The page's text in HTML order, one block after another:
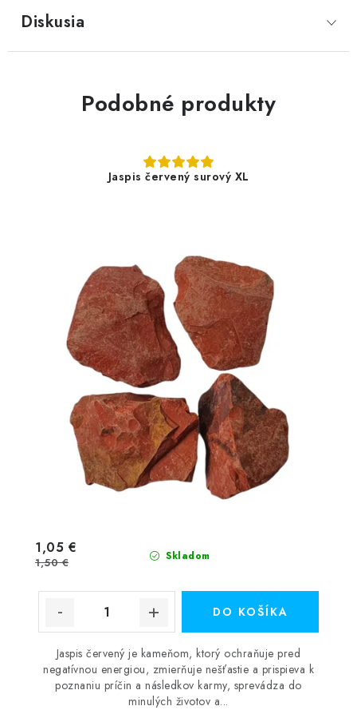
Diskusia
Podobné produkty
Jaspis červený surový XL
Skladom
1,05 €
1,50 €
DO KOŠÍKA
Jaspis červený je kameňom, ktorý ochraňuje pred
negatívnou energiou, zmierňuje nešťastie a prispieva k
poznaniu príčin a následkov karmy, sprevádza do
minulých životov a...